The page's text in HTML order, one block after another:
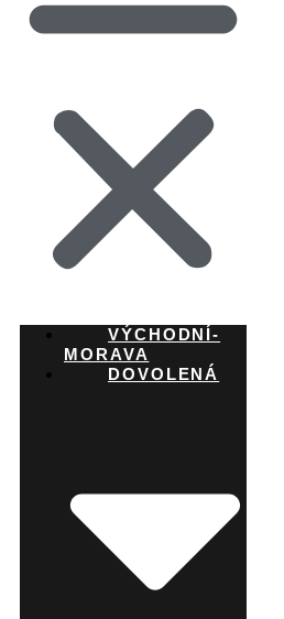
VÝCHODNÍ-
MORAVA
DOVOLENÁ